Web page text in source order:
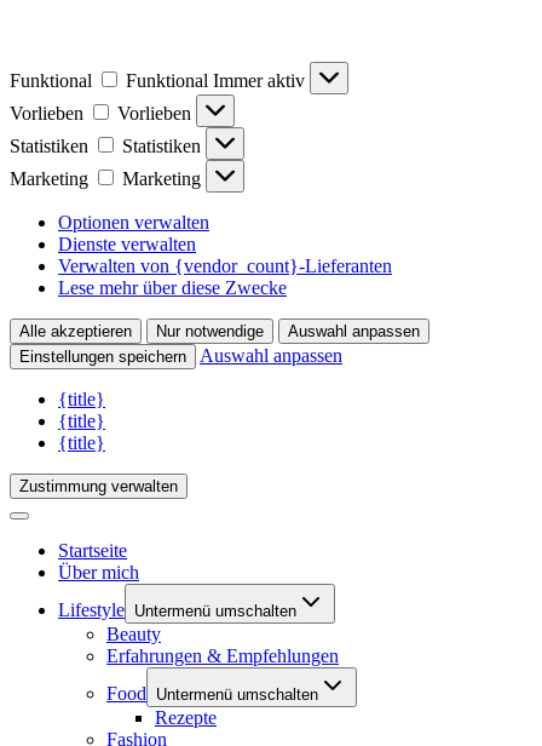
Funktional Funktional Immer aktiv
Vorlieben
Vorlieben
Statistiken
Statistiken
Marketing
Marketing
Optionen verwalten
Dienste verwalten
Verwalten von {vendor_count}-Lieferanten
Lese mehr über diese Zwecke
Alle akzeptieren Nur notwendige
Auswahl anpassen
Einstellungen speichern
Auswahl anpassen
{title}
{title}
{title}
Zustimmung verwalten
Startseite
Über mich
Lifestyle Untermenü umschalten
Beauty
Erfahrungen & Empfehlungen
Food
Untermenü umschalten
Rezepte
Fashion